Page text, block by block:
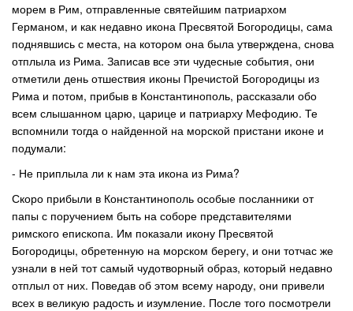
морем в Рим, отправленные святейшим патриархом
Германом, и как недавно икона Пресвятой Богородицы, сама
поднявшись с места, на котором она была утверждена, снова
отплыла из Рима. Записав все эти чудесные события, они
отметили день отшествия иконы Пречистой Богородицы из
Рима и потом, прибыв в Константинополь, рассказали обо
всем слышанном царю, царице и патриарху Мефодию. Те
вспомнили тогда о найденной на морской пристани иконе и
подумали:
- Не приплыла ли к нам эта икона из Рима?
Скоро прибыли в Константинополь особые посланники от
папы с поручением быть на соборе представителями
римского епископа. Им показали икону Пресвятой
Богородицы, обретенную на морском берегу, и они тотчас же
узнали в ней тот самый чудотворный образ, который недавно
отплыл от них. Поведав об этом всему народу, они привели
всех в великую радость и изумление. После того посмотрели